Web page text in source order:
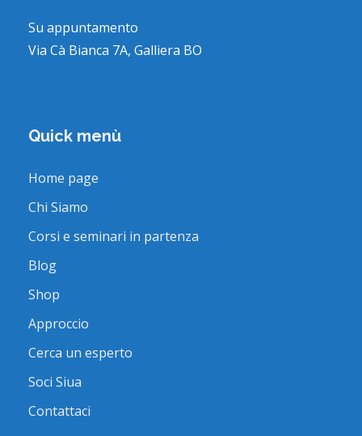
Su appuntamento
Via Cà Bianca 7A, Galliera BO
Quick menù
Home page
Chi Siamo
Corsi e seminari in partenza
Blog
Shop
Approccio
Cerca un esperto
Soci Siua
Contattaci